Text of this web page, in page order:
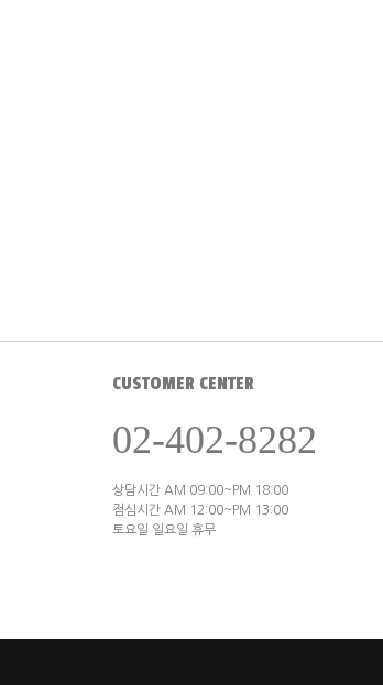
CUSTOMER CENTER
02-402-8282
상담시간 AM 09:00~PM 18:00
점심시간 AM 12:00~PM 13:00
토요일 일요일 휴무